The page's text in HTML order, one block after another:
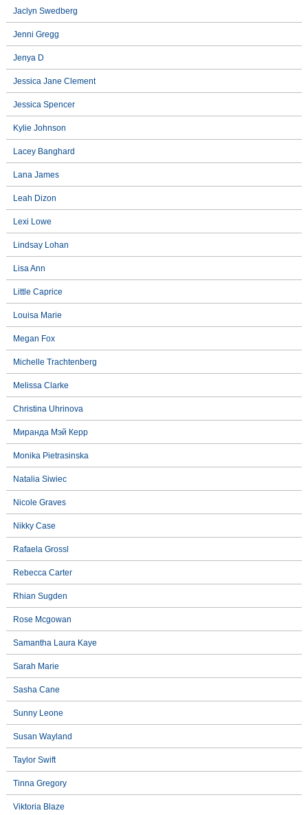
Jaclyn Swedberg
Jenni Gregg
Jenya D
Jessica Jane Clement
Jessica Spencer
Kylie Johnson
Lacey Banghard
Lana James
Leah Dizon
Lexi Lowe
Lindsay Lohan
Lisa Ann
Little Caprice
Louisa Marie
Megan Fox
Michelle Trachtenberg
Melissa Clarke
Christina Uhrinova
Миранда Мэй Керр
Monika Pietrasinska
Natalia Siwiec
Nicole Graves
Nikky Case
Rafaela Grossl
Rebecca Carter
Rhian Sugden
Rose Mcgowan
Samantha Laura Kaye
Sarah Marie
Sasha Cane
Sunny Leone
Susan Wayland
Taylor Swift
Tinna Gregory
Viktoria Blaze